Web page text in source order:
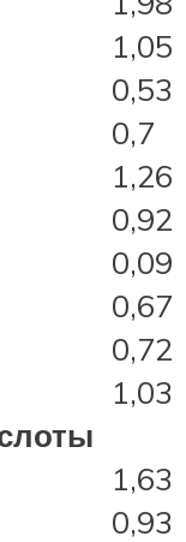
1,05
0,53
0,7
1,26
0,92
0,09
0,67
0,72
1,03
1,63
0,93